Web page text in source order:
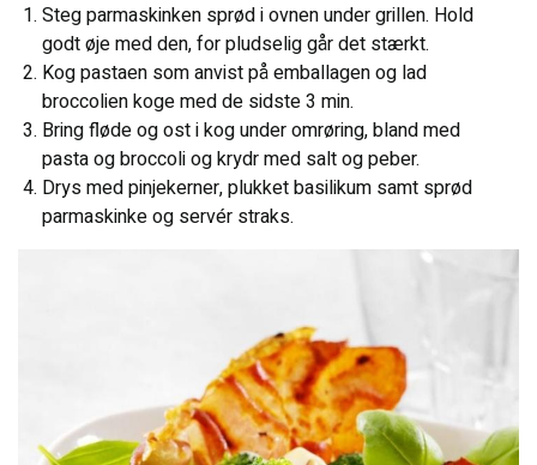
Steg parmaskinken sprød i ovnen under grillen. Hold
godt øje med den, for pludselig går det stærkt.
Kog pastaen som anvist på emballagen og lad
broccolien koge med de sidste 3 min.
Bring fløde og ost i kog under omrøring, bland med
pasta og broccoli og krydr med salt og peber.
Drys med pinjekerner, plukket basilikum samt sprød
parmaskinke og servér straks.